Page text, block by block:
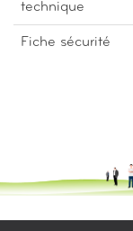
technique
Fiche sécurité